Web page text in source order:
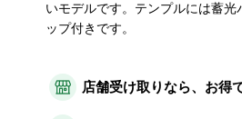
店舗受け取りなら、お得
いモデルです。テンプルには蓄
ップ付きです。